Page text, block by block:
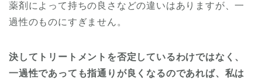
薬剤によって持ちの良さなどの違いはありますが、一
過性のものにすぎません。
決してトリートメントを否定しているわけではなく、
一過性であっても指通りが良くなるのであれば、私は